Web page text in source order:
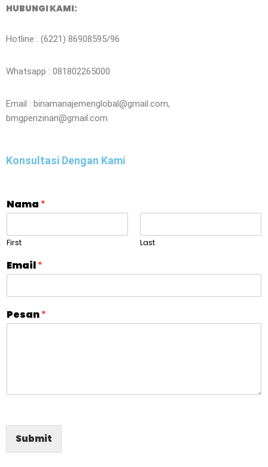
HUBUNGI KAMI:
Hotline : (6221) 86908595/96
Whatsapp : 081802265000
Email : binamanajemenglobal@gmail.com,
bmgperizinan@gmail.com
Konsultasi Dengan Kami
Nama *
First Last
Email*
Pesan*
Submit